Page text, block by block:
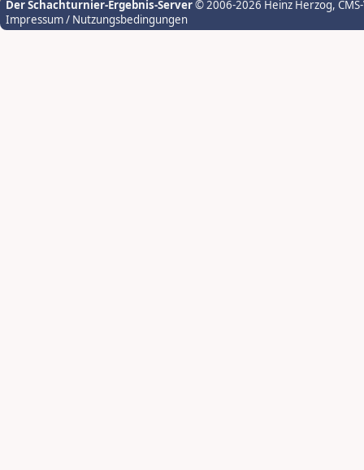
Der Schachturnier-Ergebnis-Server© 2006-2026 Heinz Herzog,
Impressum / Nutzungsbedingungen